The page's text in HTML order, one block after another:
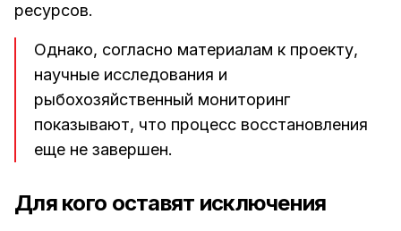
ресурсов.
Однако, согласно материалам к проекту,
научные исследования и
рыбохозяйственный мониторинг
показывают, что процесс восстановления
еще не завершен.
Для кого оставят исключения